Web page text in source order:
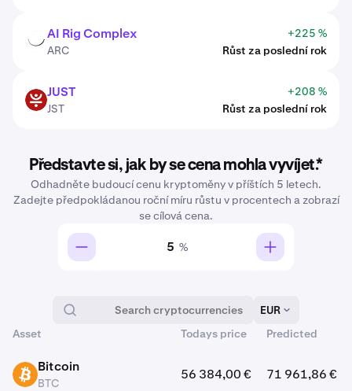
ARC AI Rig Complex
ARC Růst za poslední rok
+225 %
JST JUST
JST Růst za poslední rok
+208 %
Představte si, jak by se cena mohla vyvíjet.*
Odhadněte budoucí cenu kryptoměny v příštích 5 letech.
Zadejte předpokládanou roční míru růstu v procentech a zobrazí
se cílová cena.
%
EUR
K obchodování na Krakenu
Asset Todays price Predicted
BTC Bitcoin
BTC
56 384,00 € 71 961,86 €